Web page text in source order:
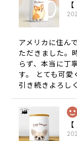
アメリカに住ん
ただきました。
らず、本当に丁
す。 とても可愛
引き続きよろし